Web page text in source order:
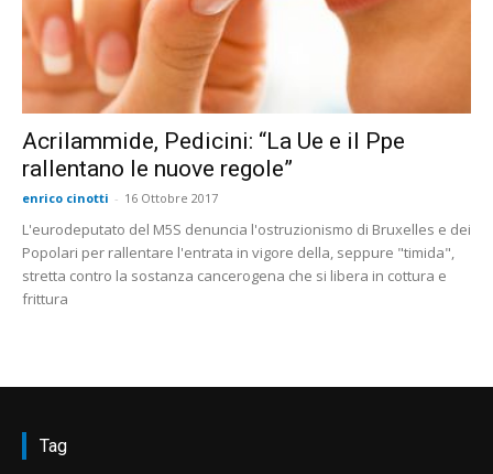
Acrilammide, Pedicini: “La Ue e il Ppe
rallentano le nuove regole”
enrico cinotti - 16 Ottobre 2017
L'eurodeputato del M5S denuncia l'ostruzionismo di Bruxelles e dei
Popolari per rallentare l'entrata in vigore della, seppure "timida",
stretta contro la sostanza cancerogena che si libera in cottura e
frittura
Tag